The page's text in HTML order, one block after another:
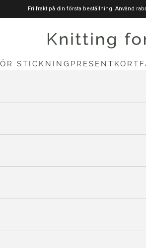
Fri frakt på din första beställning. Använd
stickningförolive.com
STICKNING PRESENTKORT